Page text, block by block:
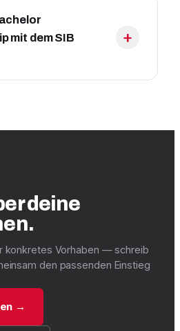
mit dem SIB
deine
konkretes Vorhaben — schreib
den passenden Einstieg
→